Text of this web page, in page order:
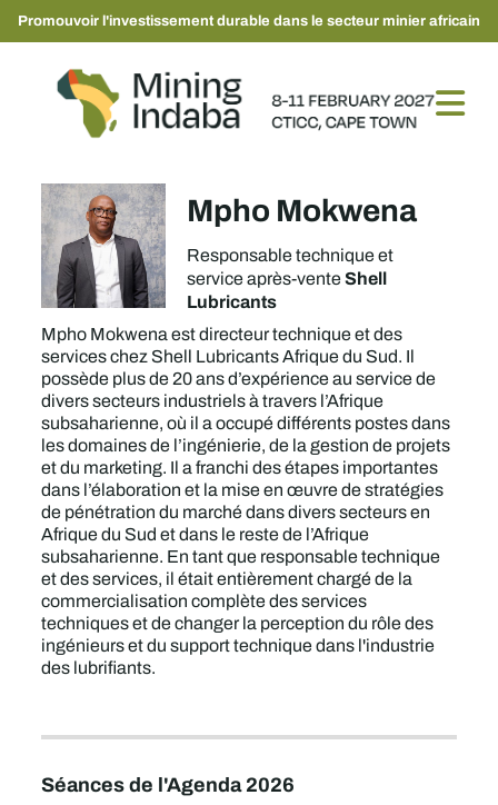
Promouvoir l'investissement durable dans le secteur minier africain
Mpho Mokwena
Responsable technique et
service après-venteShell
Lubricants
Mpho Mokwena est directeur technique et des
services chez Shell Lubricants Afrique du Sud. Il
possède plus de 20 ans d’expérience au service de
divers secteurs industriels à travers l’Afrique
subsaharienne, où il a occupé différents postes dans
les domaines de l’ingénierie, de la gestion de projets
et du marketing. Il a franchi des étapes importantes
dans l’élaboration et la mise en œuvre de stratégies
de pénétration du marché dans divers secteurs en
Afrique du Sud et dans le reste de l’Afrique
subsaharienne. En tant que responsable technique
et des services, il était entièrement chargé de la
commercialisation complète des services
techniques et de changer la perception du rôle des
ingénieurs et du support technique dans l'industrie
des lubrifiants.
Séances de l'Agenda 2026